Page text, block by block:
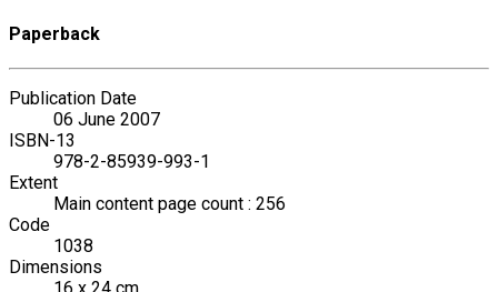
Paperback
Publication Date
06 June 2007
ISBN-13
978-2-85939-993-1
Extent
Main content page count : 256
Code
1038
Dimensions